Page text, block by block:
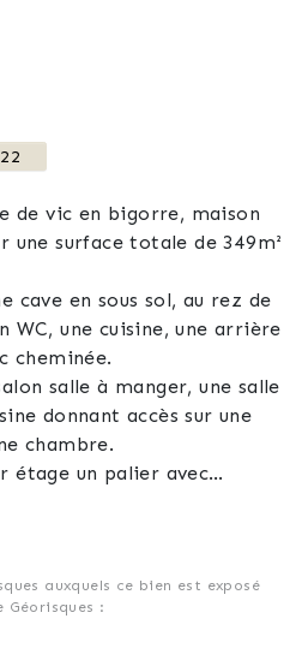
de vic en bigorre, maison
une surface totale de 349m²
cave en sous sol, au rez de
WC, une cuisine, une arrière
cheminée.
salle à manger, une salle
donnant accès sur une
chambre.
étage un palier avec
auxquels ce bien est exposé
Géorisques :